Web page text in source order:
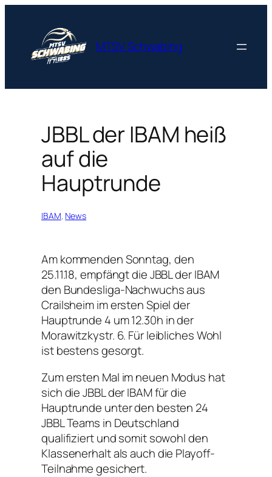
springen
MTSV Schwabing
JBBL der IBAM heiß
auf die
Hauptrunde
IBAM, News
Am kommenden Sonntag, den
25.11.18, empfängt die JBBL der IBAM
den Bundesliga-Nachwuchs aus
Crailsheim im ersten Spiel der
Hauptrunde 4 um 12.30h in der
Morawitzkystr. 6. Für leibliches Wohl
ist bestens gesorgt.
Zum ersten Mal im neuen Modus hat
sich die JBBL der IBAM für die
Hauptrunde unter den besten 24
JBBL Teams in Deutschland
qualifiziert und somit sowohl den
Klassenerhalt als auch die Playoff-
Teilnahme gesichert.